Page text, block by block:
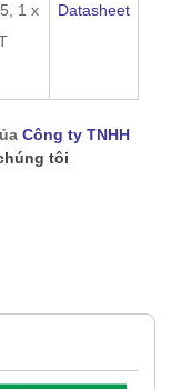
1 x
Datasheet
Công ty TNHH
tôi